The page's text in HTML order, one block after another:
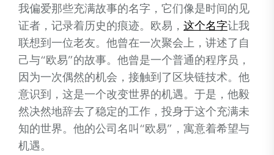
我偏爱那些充满故事的名字，它们像是时间的见
证者，记录着历史的痕迹。欧易， 这个名字让我
联想到一位老友。他曾在一次聚会上，讲述了自
己与“欧易”的故事。他曾是一个普通的程序员，
因为一次偶然的机会，接触到了区块链技术。他
意识到，这是一个改变世界的机遇。于是，他毅
然决然地辞去了稳定的工作，投身于这个充满未
知的世界。他的公司名叫“欧易”，寓意着希望与
机遇。